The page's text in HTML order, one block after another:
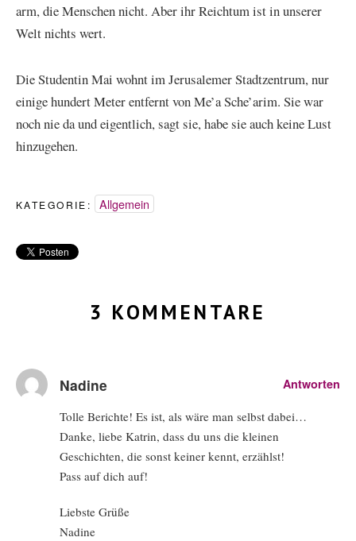
arm, die Menschen nicht. Aber ihr Reichtum ist in unserer
Welt nichts wert.
Die Studentin Mai wohnt im Jerusalemer Stadtzentrum, nur
einige hundert Meter entfernt von Me’a Sche’arim. Sie war
noch nie da und eigentlich, sagt sie, habe sie auch keine Lust
hinzugehen.
KATEGORIE: Allgemein
3 KOMMENTARE
Nadine Antworten
Tolle Berichte! Es ist, als wäre man selbst dabei…
Danke, liebe Katrin, dass du uns die kleinen
Geschichten, die sonst keiner kennt, erzählst!
Pass auf dich auf!
Liebste Grüße
Nadine